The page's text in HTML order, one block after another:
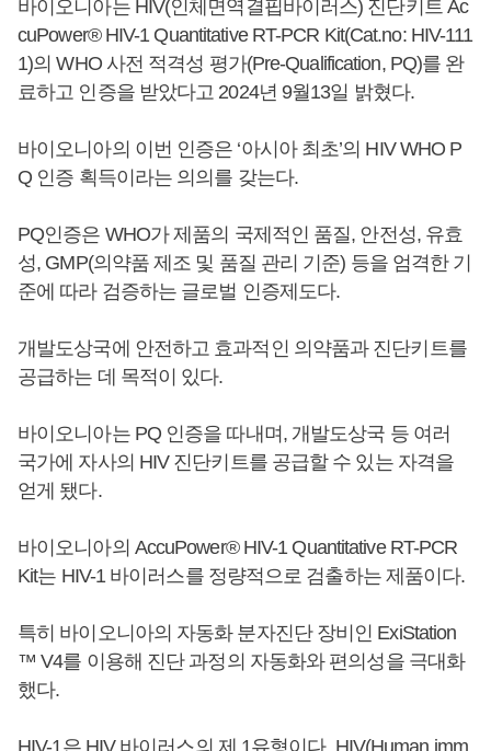
바이오니아는 HIV(인체면역결핍바이러스) 진단키트 Ac
cuPower® HIV-1 Quantitative RT-PCR Kit(Cat.no: HIV-111
1)의 WHO 사전 적격성 평가(Pre-Qualification, PQ)를 완
료하고 인증을 받았다고 2024년 9월13일 밝혔다.
바이오니아의 이번 인증은 ‘아시아 최초’의 HIV WHO P
Q 인증 획득이라는 의의를 갖는다.
PQ인증은 WHO가 제품의 국제적인 품질, 안전성, 유효
성, GMP(의약품 제조 및 품질 관리 기준) 등을 엄격한 기
준에 따라 검증하는 글로벌 인증제도다.
개발도상국에 안전하고 효과적인 의약품과 진단키트를
공급하는 데 목적이 있다.
바이오니아는 PQ 인증을 따내며, 개발도상국 등 여러
국가에 자사의 HIV 진단키트를 공급할 수 있는 자격을
얻게 됐다.
바이오니아의 AccuPower® HIV-1 Quantitative RT-PCR
Kit는 HIV-1 바이러스를 정량적으로 검출하는 제품이다.
특히 바이오니아의 자동화 분자진단 장비인 ExiStation
™ V4를 이용해 진단 과정의 자동화와 편의성을 극대화
했다.
HIV-1은 HIV 바이러스의 제 1유형이다. HIV(Human imm